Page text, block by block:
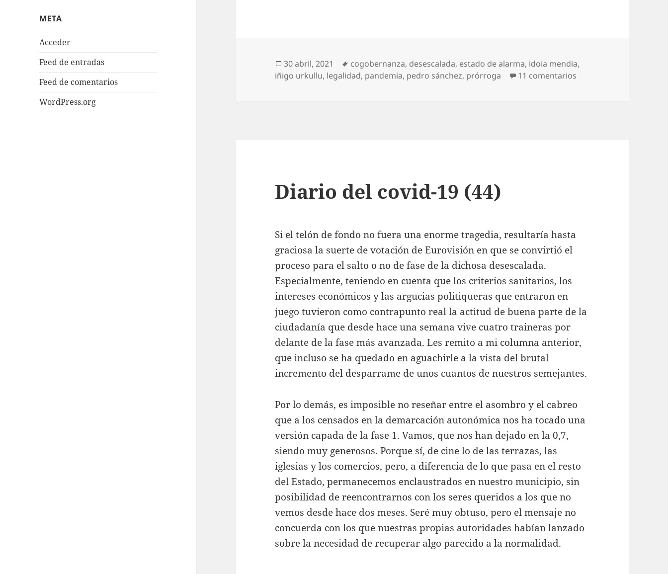
META
Acceder
Feed de entradas
Feed de comentarios
WordPress.org
Publicado
el
30 abril, 2021 Etiquetas
cogobernanza, desescalada, estado de alarma, idoia mendia,
iñigo urkullu, legalidad, pandemia, pedro sánchez, prórroga 11 comentarios
Diario del covid-19 (44)
Si el telón de fondo no fuera una enorme tragedia, resultaría hasta
graciosa la suerte de votación de Eurovisión en que se convirtió el
proceso para el salto o no de fase de la dichosa desescalada.
Especialmente, teniendo en cuenta que los criterios sanitarios, los
intereses económicos y las argucias politiqueras que entraron en
juego tuvieron como contrapunto real la actitud de buena parte de la
ciudadanía que desde hace una semana vive cuatro traineras por
delante de la fase más avanzada. Les remito a mi columna anterior,
que incluso se ha quedado en aguachirle a la vista del brutal
incremento del desparrame de unos cuantos de nuestros semejantes.
Por lo demás, es imposible no reseñar entre el asombro y el cabreo
que a los censados en la demarcación autonómica nos ha tocado una
versión capada de la fase 1. Vamos, que nos han dejado en la 0,7,
siendo muy generosos. Porque sí, de cine lo de las terrazas, las
iglesias y los comercios, pero, a diferencia de lo que pasa en el resto
del Estado, permanecemos enclaustrados en nuestro municipio, sin
posibilidad de reencontrarnos con los seres queridos a los que no
vemos desde hace dos meses. Seré muy obtuso, pero el mensaje no
concuerda con los que nuestras propias autoridades habían lanzado
sobre la necesidad de recuperar algo parecido a la normalidad.